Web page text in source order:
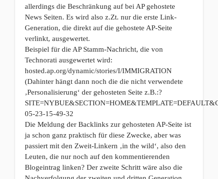
allerdings die Beschränkung auf bei AP gehostete
News Seiten. Es wird also z.Zt. nur die erste Link-
Generation, die direkt auf die gehostete AP-Seite
verlinkt, ausgewertet.
Beispiel für die AP Stamm-Nachricht, die von
Technorati ausgewertet wird:
hosted.ap.org/dynamic/stories/I/IMMIGRATION
(Dahinter hängt dann noch die die nicht verwendete
‚Personalisierung‘ der gehosteten Seite z.B.:?
05-23-15-49-32
Die Meldung der Backlinks zur gehosteten AP-Seite ist
ja schon ganz praktisch für diese Zwecke, aber was
passiert mit den Zweit-Linkern ‚in the wild‘, also den
Leuten, die nur noch auf den kommentierenden
Blogeintrag linken? Der zweite Schritt wäre also die